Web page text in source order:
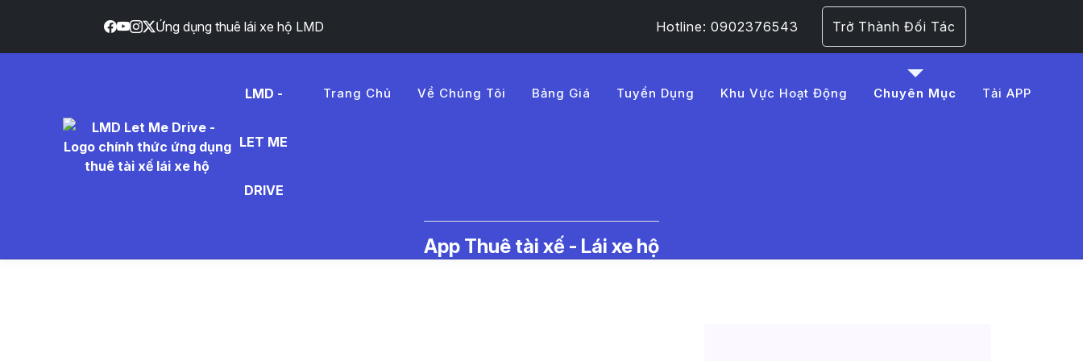
Ứng dụng thuê lái xe hộ LMD Hotline: 0902376543 Trở Thành Đối Tác
LMD -
LET ME
DRIVE
Trang Chủ Về Chúng Tôi Bảng Giá Tuyển Dụng Khu Vực Hoạt Động Chuyên Mục Tải APP
App Thuê tài xế - Lái xe hộ
m%E1%BB%A9c%20ph%E1%BA%A1t%20giao%20th%C3%B4ng
- Tin Tức Thuê Tài Xế Lái Xe Hộ | LMD - Trang 1​